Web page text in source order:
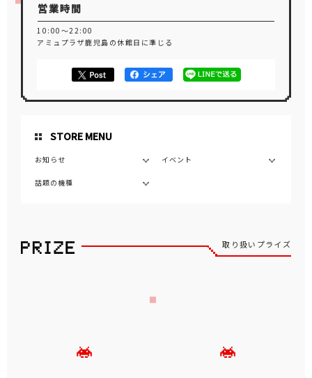
STORE MENU
お知らせ イベント
話題の機種
取り扱いプライズ
営業時間
10:00～22:00
アミュプラザ鹿児島の休館日に準じる